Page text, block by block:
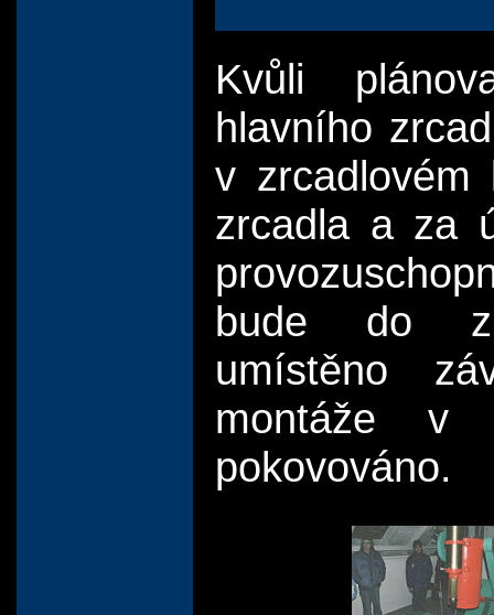
Kvůli
hlavního
v zrcadlovém
zrcadla a za
bude do
umístěno
montáže v
pokovováno.